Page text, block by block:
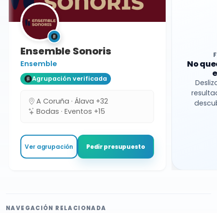
Ensemble Sonoris
Ensemble
Agrupación verificada
A Coruña · Álava +32
Bodas · Eventos +15
Ver agrupación Pedir presupuesto
No
NAVEGACIÓN RELACIONADA